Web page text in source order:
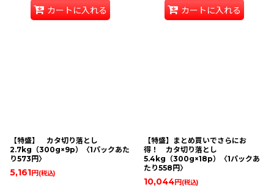
カートに入れる カートに入れる
【特盛】 カタ切り落とし
2.7kg（300g×9p）〈1パックあた
り573円〉
5,161円 (税込)
【特盛】まとめ買いでさらにお
得！ カタ切り落とし
5.4kg（300g×18p）〈1パックあ
たり558円〉
10,044円 (税込)